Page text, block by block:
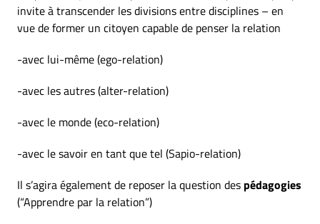
invite à transcender les divisions entre disciplines – en
vue de former un citoyen capable de penser la relation
-avec lui-même (ego-relation)
-avec les autres (alter-relation)
-avec le monde (eco-relation)
-avec le savoir en tant que tel (Sapio-relation)
Il s’agira également de reposer la question des pédagogies
(“Apprendre par la relation”)